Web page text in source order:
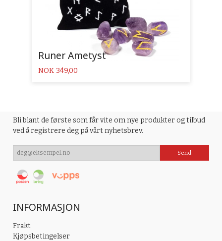
Runer Ametyst
Pris
NOK 349,00
Bli blant de første som får vite om nye produkter og tilbud
ved å registrere deg på vårt nyhetsbrev.
INFORMASJON
Frakt
Kjøpsbetingelser